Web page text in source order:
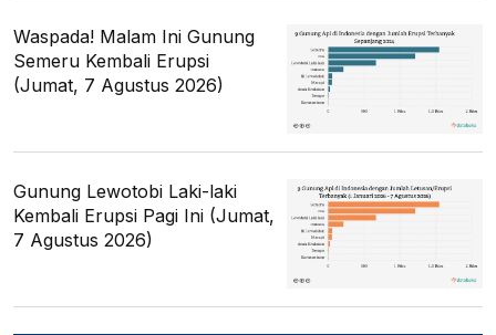
Waspada! Malam Ini Gunung
Semeru Kembali Erupsi
(Jumat, 7 Agustus 2026)
Gunung Lewotobi Laki-laki
Kembali Erupsi Pagi Ini (Jumat,
7 Agustus 2026)